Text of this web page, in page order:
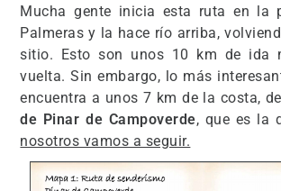
Mucha gente inicia esta ruta en la
Palmeras y la hace río arriba,
sitio. Esto son unos 10 km de ida
vuelta. Sin embargo, lo más
encuentra a unos 7 km de la costa,
de Pinar de Campoverde, que es la
nosotros vamos a seguir.